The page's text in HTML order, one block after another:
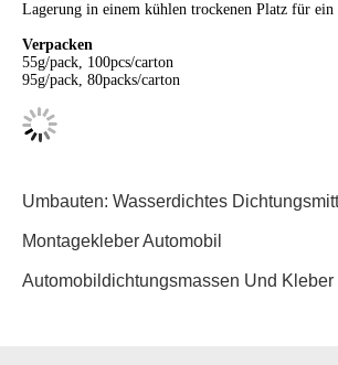
Lagerung in einem kühlen trockenen Platz für ein
Verpacken
55g/pack, 100pcs/carton
95g/pack, 80packs/carton
Umbauten: Wasserdichtes
Montagekleber Automobil
Automobildichtungsmassen Und Kleber